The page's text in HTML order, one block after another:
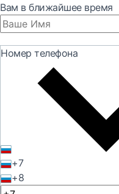
Вам в ближайшее время
Номер телефона
+7
+8